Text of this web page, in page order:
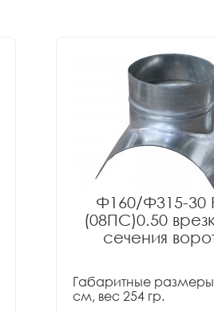
Ф160/Ф315-30
(08ПС)0.50
сечения
Габаритные
см, вес 254 гр.